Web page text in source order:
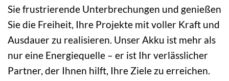
Sie frustrierende Unterbrechungen und genießen
Sie die Freiheit, Ihre Projekte mit voller Kraft und
Ausdauer zu realisieren. Unser Akku ist mehr als
nur eine Energiequelle – er ist Ihr verlässlicher
Partner, der Ihnen hilft, Ihre Ziele zu erreichen.